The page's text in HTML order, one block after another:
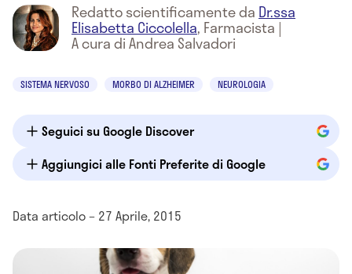
Redatto scientificamente da Dr.ssa
Elisabetta Ciccolella, Farmacista |
A cura di Andrea Salvadori
SISTEMA NERVOSO MORBO DI ALZHEIMER NEUROLOGIA
Seguici su Google Discover
Aggiungici alle Fonti Preferite di Google
Data articolo – 27 Aprile, 2015